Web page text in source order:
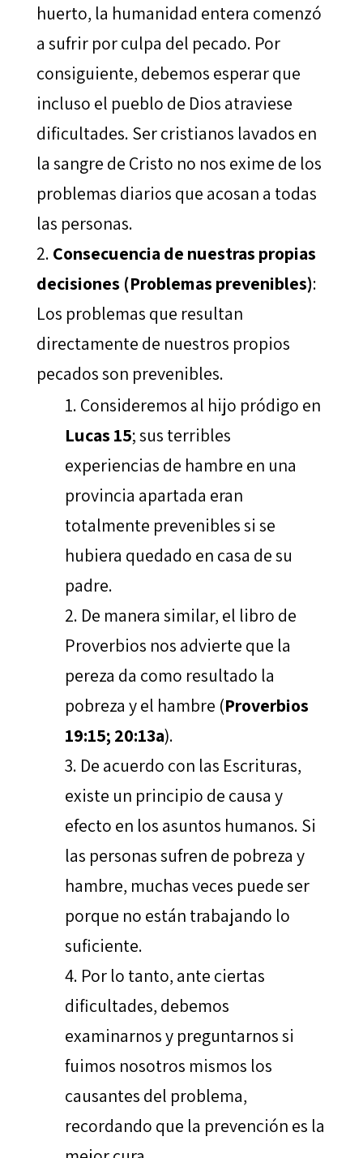
huerto, la humanidad entera comenzó
a sufrir por culpa del pecado. Por
consiguiente, debemos esperar que
incluso el pueblo de Dios atraviese
dificultades. Ser cristianos lavados en
la sangre de Cristo no nos exime de los
problemas diarios que acosan a todas
las personas.
Consecuencia de nuestras propias
decisiones (Problemas prevenibles):
Los problemas que resultan
directamente de nuestros propios
pecados son prevenibles.
Consideremos al hijo pródigo en
Lucas 15; sus terribles
experiencias de hambre en una
provincia apartada eran
totalmente prevenibles si se
hubiera quedado en casa de su
padre.
De manera similar, el libro de
Proverbios nos advierte que la
pereza da como resultado la
pobreza y el hambre (Proverbios
19:15; 20:13a).
De acuerdo con las Escrituras,
existe un principio de causa y
efecto en los asuntos humanos. Si
las personas sufren de pobreza y
hambre, muchas veces puede ser
porque no están trabajando lo
suficiente.
Por lo tanto, ante ciertas
dificultades, debemos
examinarnos y preguntarnos si
fuimos nosotros mismos los
causantes del problema,
recordando que la prevención es la